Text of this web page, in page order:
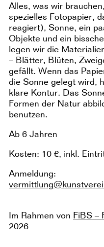
Alles, was wir
spezielles Fotopapier,
reagiert), Sonne, ein
Objekte und ein
legen wir die
– Blätter, Blüten,
gefällt. Wenn das
die Sonne gelegt wird,
klare Kontur. Das
Formen der Natur
benutzen.
Ab 6 Jahren
Kosten: 10 €, inkl.
Anmeldung:
Im Rahmen von FiBS –
2026